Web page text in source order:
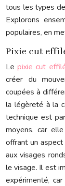
tous les types
Explorons
populaires, en
Pixie cut
Lepixie cut
créer du
coupées à
la légèreté à la
technique est
moyens, car
offrant un
aux visages
le visage. Il est
expérimenté,